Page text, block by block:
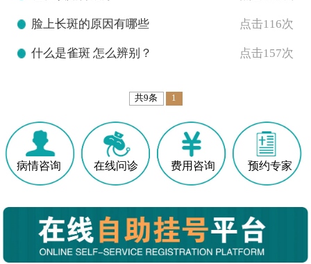
脸上长斑的原因有哪些 点击116次
什么是雀斑 怎么辨别？ 点击157次
共9条 1
病情咨询 在线问诊 费用咨询 预约专家